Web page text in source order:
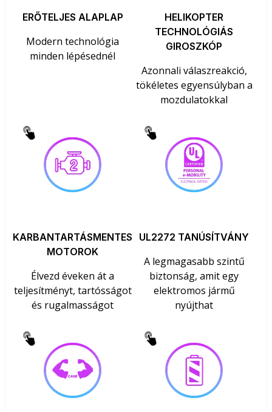
ERŐTELJES ALAPLAP
Modern technológia
minden lépésednél
HELIKOPTER
TECHNOLÓGIÁS
GIROSZKÓP
Azonnali válaszreakció,
tökéletes egyensúlyban a
mozdulatokkal
KARBANTARTÁSMENTES
MOTOROK
Élvezd éveken át a
teljesítményt, tartósságot
és rugalmasságot
UL2272 TANÚSÍTVÁNY
A legmagasabb szintű
biztonság, amit egy
elektromos jármű
nyújthat